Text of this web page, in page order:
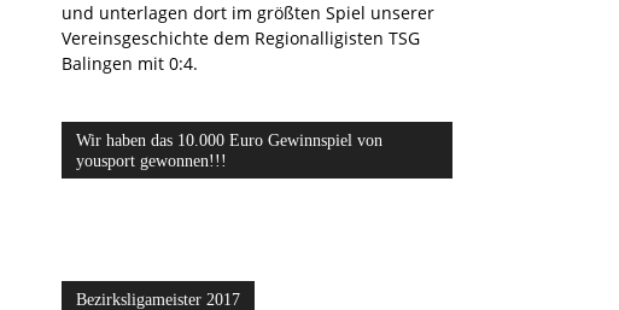
und unterlagen dort im größten Spiel unserer
Vereinsgeschichte dem Regionalligisten TSG
Balingen mit 0:4.
Wir haben das 10.000 Euro Gewinnspiel von
yousport gewonnen!!!
Bezirksligameister 2017